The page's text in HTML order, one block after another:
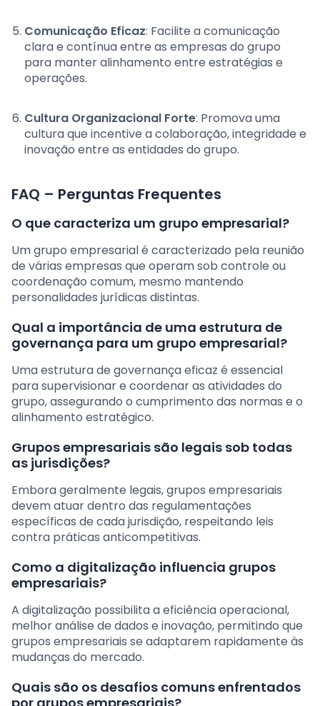
Comunicação Eficaz: Facilite a comunicação
clara e contínua entre as empresas do grupo
para manter alinhamento entre estratégias e
operações.
Cultura Organizacional Forte: Promova uma
cultura que incentive a colaboração, integridade e
inovação entre as entidades do grupo.
FAQ – Perguntas Frequentes
O que caracteriza um grupo empresarial?
Um grupo empresarial é caracterizado pela reunião
de várias empresas que operam sob controle ou
coordenação comum, mesmo mantendo
personalidades jurídicas distintas.
Qual a importância de uma estrutura de
governança para um grupo empresarial?
Uma estrutura de governança eficaz é essencial
para supervisionar e coordenar as atividades do
grupo, assegurando o cumprimento das normas e o
alinhamento estratégico.
Grupos empresariais são legais sob todas
as jurisdições?
Embora geralmente legais, grupos empresariais
devem atuar dentro das regulamentações
específicas de cada jurisdição, respeitando leis
contra práticas anticompetitivas.
Como a digitalização influencia grupos
empresariais?
A digitalização possibilita a eficiência operacional,
melhor análise de dados e inovação, permitindo que
grupos empresariais se adaptarem rapidamente às
mudanças do mercado.
Quais são os desafios comuns enfrentados